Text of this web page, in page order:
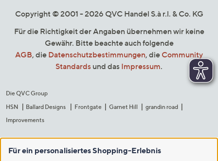
Copyright © 2001 - 2026 QVC Handel S.à r.l. & Co. KG
Für die Richtigkeit der Angaben übernehmen wir keine
Gewähr. Bitte beachte auch folgende
AGB, die Datenschutzbestimmungen, die Community
Standards und das Impressum.
Die QVC Group
HSN
Ballard Designs Frontgate Garnet Hill
grandin road
Improvements
Für ein personalisiertes Shopping-Erlebnis